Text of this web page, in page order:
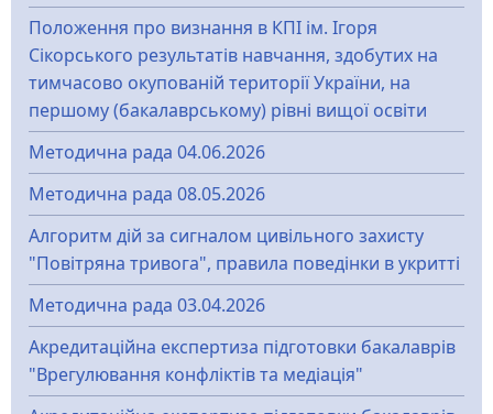
Положення про визнання в КПІ ім. Ігоря
Сікорського результатів навчання, здобутих на
тимчасово окупованій території України, на
першому (бакалаврському) рівні вищої освіти
Методична рада 04.06.2026
Методична рада 08.05.2026
Алгоритм дій за сигналом цивільного захисту
"Повітряна тривога", правила поведінки в укритті
Методична рада 03.04.2026
Акредитаційна експертиза підготовки бакалаврів
"Врегулювання конфліктів та медіація"